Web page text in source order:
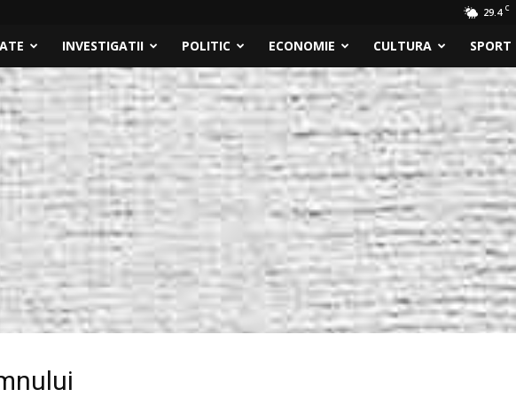
29.4 C
INVESTIGATII POLITIC ECONOMIE CULTURA SPORT